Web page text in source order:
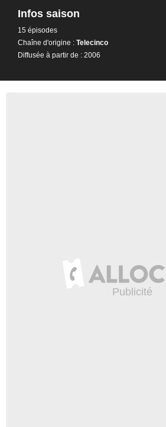
Infos saison
15 épisodes
Chaîne d'origine : Telecinco
Diffusée à partir de : 2006